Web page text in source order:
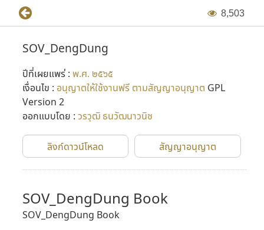
8,503
SOV_DengDung
ปีที่เผยแพร่ : พ.ศ. ๒๕๖๕
เงื่อนไข : อนุญาตให้ใช้งานฟรี ตามสัญญาอนุญาต GPL
Version 2
ออกแบบโดย : วรวุฒิ ธนวัฒนาวนิช
ลิงก์ดาวน์โหลด สัญญาอนุญาต
SOV_DengDung Book
SOV_DengDung Book